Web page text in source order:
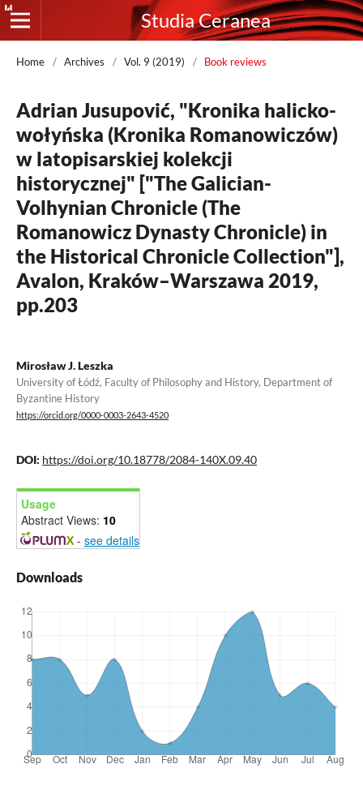
Studia Ceranea
Home / Archives / Vol. 9 (2019) / Book reviews
Adrian Jusupović, "Kronika halicko-
wołyńska (Kronika Romanowiczów)
w latopisarskiej kolekcji
historycznej" ["The Galician-
Volhynian Chronicle (The
Romanowicz Dynasty Chronicle) in
the Historical Chronicle Collection"],
Avalon, Kraków–Warszawa 2019,
pp.203
Mirosław J. Leszka
University of Łódź, Faculty of Philosophy and History, Department of
Byzantine History
https://orcid.org/0000-0003-2643-4520
DOI: https://doi.org/10.18778/2084-140X.09.40
Usage
Abstract Views: 10
- see details
Downloads